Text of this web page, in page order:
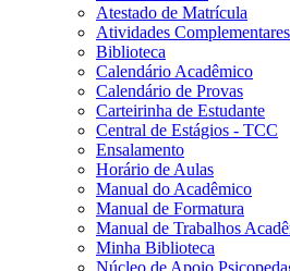
Atestado de Matrícula
Atividades
Biblioteca
Calendário Acadêmico
Calendário de Provas
Carteirinha de Estudante
Central de Estágios - TCC
Ensalamento
Horário de Aulas
Manual do Acadêmico
Manual de Formatura
Manual de Trabalhos
Minha Biblioteca